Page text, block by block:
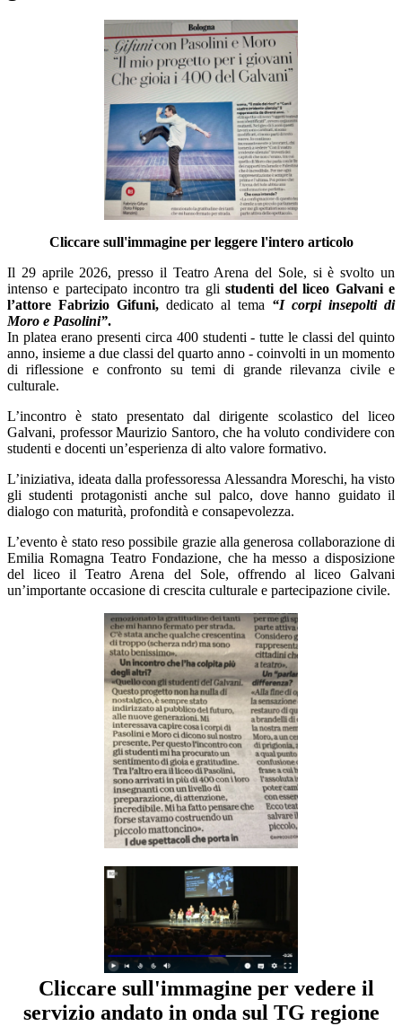
Cliccare sull'immagine per leggere l'intero articolo
Il 29 aprile 2026, presso il Teatro Arena del Sole, si è svolto un
intenso e partecipato incontro tra gli studenti del liceo Galvani e
l’attore Fabrizio Gifuni, dedicato al tema “I corpi insepolti di
Moro e Pasolini”.
In platea erano presenti circa 400 studenti - tutte le classi del quinto
anno, insieme a due classi del quarto anno - coinvolti in un momento
di riflessione e confronto su temi di grande rilevanza civile e
culturale.
L’incontro è stato presentato dal dirigente scolastico del liceo
Galvani, professor Maurizio Santoro, che ha voluto condividere con
studenti e docenti un’esperienza di alto valore formativo.
L’iniziativa, ideata dalla professoressa Alessandra Moreschi, ha visto
gli studenti protagonisti anche sul palco, dove hanno guidato il
dialogo con maturità, profondità e consapevolezza.
L’evento è stato reso possibile grazie alla generosa collaborazione di
Emilia Romagna Teatro Fondazione, che ha messo a disposizione
del liceo il Teatro Arena del Sole, offrendo al liceo Galvani
un’importante occasione di crescita culturale e partecipazione civile.
Cliccare sull'immagine per vedere il
servizio andato in onda sul TG regione